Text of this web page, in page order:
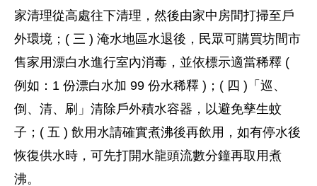
家清理從高處往下清理，然後由家中房間打掃至戶
外環境；( 三 ) 淹水地區水退後，民眾可購買坊間市
售家用漂白水進行室內消毒，並依標示適當稀釋 (
例如：1 份漂白水加 99 份水稀釋 )；( 四 )「巡、
倒、清、刷」清除戶外積水容器，以避免孳生蚊
子；( 五 ) 飲用水請確實煮沸後再飲用，如有停水後
恢復供水時，可先打開水龍頭流數分鐘再取用煮
沸。